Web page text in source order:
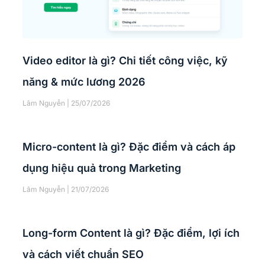
Video editor là gì? Chi tiết công việc, kỹ
năng & mức lương 2026
Lâm Nguyễn 25/07/2026
Micro-content là gì? Đặc điểm và cách áp
dụng hiệu quả trong Marketing
Lâm Nguyễn 21/07/2026
Long-form Content là gì? Đặc điểm, lợi ích
và cách viết chuẩn SEO